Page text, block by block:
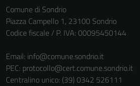
Comune di Sondrio
Piazza Campello 1, 23100 Sondrio
Codice fiscale / P. IVA: 00095450144
Email: info@comune.sondrio.it
PEC: protocollo@cert.comune.sondrio.it
Centralino unico: (39) 0342 526111